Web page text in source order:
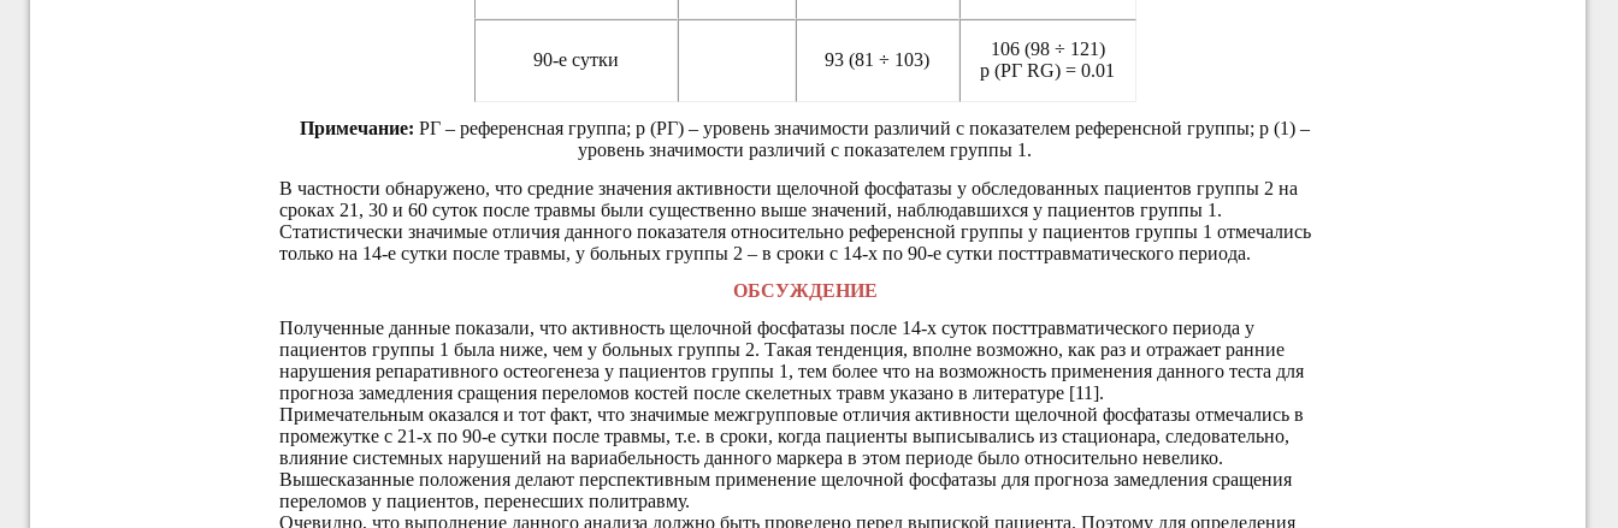
90-е сутки 93 (81 ÷ 103)
106 (98 ÷ 121)
р (РГ RG) = 0.01
Примечание: РГ – референсная группа; р (РГ) – уровень значимости различий с показателем референсной группы; р (1) –
уровень значимости различий с показателем группы 1.
В частности обнаружено, что средние значения активности щелочной фосфатазы у обследованных пациентов группы 2 на
сроках 21, 30 и 60 суток после травмы были существенно выше значений, наблюдавшихся у пациентов группы 1.
Статистически значимые отличия данного показателя относительно референсной группы у пациентов группы 1 отмечались
только на 14-е сутки после травмы, у больных группы 2 – в сроки с 14-х по 90-е сутки посттравматического периода.
ОБСУЖДЕНИЕ
Полученные данные показали, что активность щелочной фосфатазы после 14-х суток посттравматического периода у
пациентов группы 1 была ниже, чем у больных группы 2. Такая тенденция, вполне возможно, как раз и отражает ранние
нарушения репаративного остеогенеза у пациентов группы 1, тем более что на возможность применения данного теста для
прогноза замедления сращения переломов костей после скелетных травм указано в литературе [11].
Примечательным оказался и тот факт, что значимые межгрупповые отличия активности щелочной фосфатазы отмечались в
промежутке с 21-х по 90-е сутки после травмы, т.е. в сроки, когда пациенты выписывались из стационара, следовательно,
влияние системных нарушений на вариабельность данного маркера в этом периоде было относительно невелико.
Вышесказанные положения делают перспективным применение щелочной фосфатазы для прогноза замедления сращения
переломов у пациентов, перенесших политравму.
Очевидно, что выполнение данного анализа должно быть проведено перед выпиской пациента. Поэтому для определения